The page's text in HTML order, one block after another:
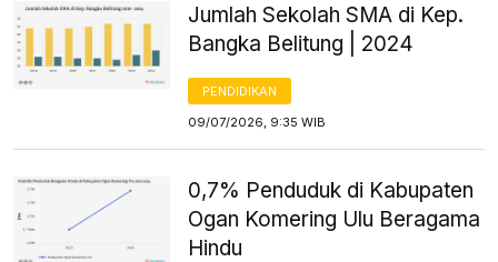
Jumlah Sekolah SMA di Kep.
Bangka Belitung | 2024
PENDIDIKAN
09/07/2026, 9:35 WIB
0,7% Penduduk di Kabupaten
Ogan Komering Ulu Beragama
Hindu